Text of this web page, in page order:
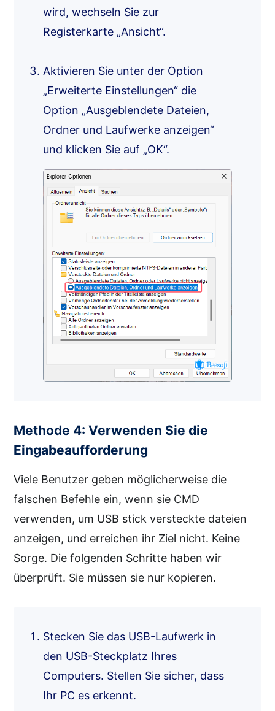
wird, wechseln Sie zur
Registerkarte „Ansicht“.
Aktivieren Sie unter der Option
„Erweiterte Einstellungen“ die
Option „Ausgeblendete Dateien,
Ordner und Laufwerke anzeigen“
und klicken Sie auf „OK“.
Methode 4: Verwenden Sie die
Eingabeaufforderung
Viele Benutzer geben möglicherweise die
falschen Befehle ein, wenn sie CMD
verwenden, um USB stick versteckte dateien
anzeigen, und erreichen ihr Ziel nicht. Keine
Sorge. Die folgenden Schritte haben wir
überprüft. Sie müssen sie nur kopieren.
Stecken Sie das USB-Laufwerk in
den USB-Steckplatz Ihres
Computers. Stellen Sie sicher, dass
Ihr PC es erkennt.